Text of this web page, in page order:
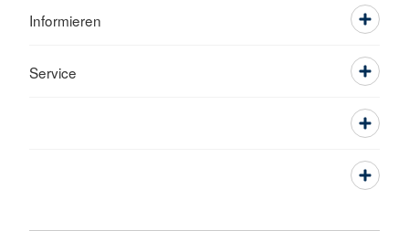
Informieren
Service